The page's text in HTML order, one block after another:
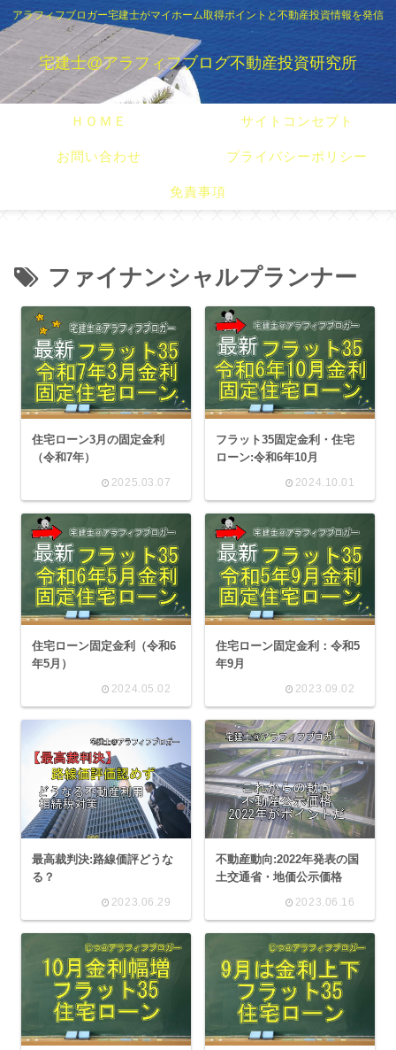
アラフィフブロガー宅建士がマイホーム取得ポイントと不動産投資情報を発信
宅建士@アラフィフブログ不動産投資研究所
ＨＯＭＥ サイトコンセプト
お問い合わせ プライバシーポリシー
免責事項
ファイナンシャルプランナー
住宅ローン3月の固定金利
（令和7年）
2025.03.07
フラット35固定金利・住宅
ローン:令和6年10月
2024.10.01
住宅ローン固定金利（令和6
年5月）
2024.05.02
住宅ローン固定金利：令和5
年9月
2023.09.02
最高裁判決:路線価評どうな
る？
2023.06.29
不動産動向:2022年発表の国
土交通省・地価公示価格
2023.06.16